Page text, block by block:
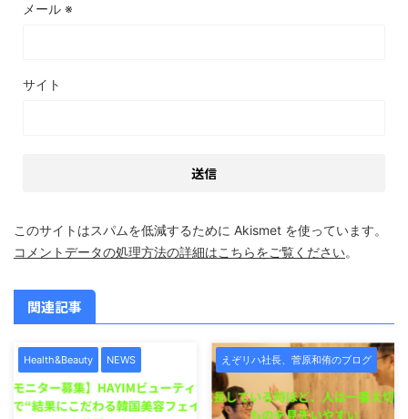
メール ※
サイト
このサイトはスパムを低減するために Akismet を使っています。
コメントデータの処理方法の詳細はこちらをご覧ください。
関連記事
Health&Beauty NEWS えぞリハ社長、菅原和侑のブログ